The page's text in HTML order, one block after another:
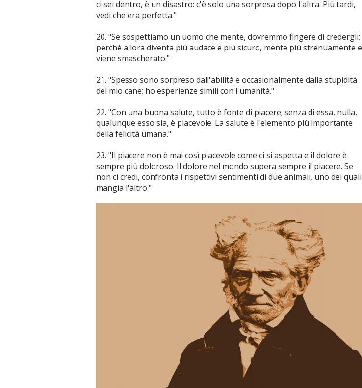
ci sei dentro, è un disastro: c'è solo una sorpresa dopo l'altra. Più tardi,
vedi che era perfetta."
20. "Se sospettiamo un uomo che mente, dovremmo fingere di credergli;
perché allora diventa più audace e più sicuro, mente più strenuamente e
viene smascherato."
21. "Spesso sono sorpreso dall'abilità e occasionalmente dalla stupidità
del mio cane; ho esperienze simili con l'umanità."
22. "Con una buona salute, tutto è fonte di piacere; senza di essa, nulla,
qualunque esso sia, è piacevole. La salute è l'elemento più importante
della felicità umana."
23. "Il piacere non è mai così piacevole come ci si aspetta e il dolore è
sempre più doloroso. Il dolore nel mondo supera sempre il piacere. Se
non ci credi, confronta i rispettivi sentimenti di due animali, uno dei quali
mangia l'altro."